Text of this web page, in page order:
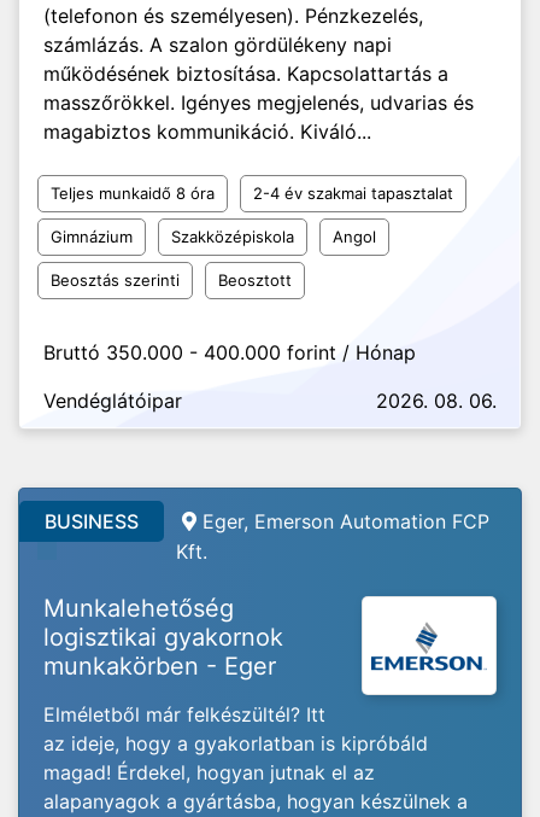
(telefonon és személyesen). Pénzkezelés,
számlázás. A szalon gördülékeny napi
működésének biztosítása. Kapcsolattartás a
masszőrökkel. Igényes megjelenés, udvarias és
magabiztos kommunikáció. Kiváló...
Teljes munkaidő 8 óra 2-4 év szakmai tapasztalat
Gimnázium Szakközépiskola Angol
Beosztás szerinti Beosztott
Bruttó 350.000 - 400.000 forint / Hónap
Vendéglátóipar
2026. 08. 06.
BUSINESS
Eger, Emerson Automation FCP
Kft.
Munkalehetőség
logisztikai gyakornok
munkakörben - Eger
Elméletből már felkészültél? Itt
az ideje, hogy a gyakorlatban is kipróbáld
magad! Érdekel, hogyan jutnak el az
alapanyagok a gyártásba, hogyan készülnek a